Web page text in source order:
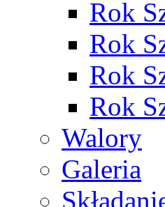
Rok
Rok
Rok
Rok
Walory
Galeria